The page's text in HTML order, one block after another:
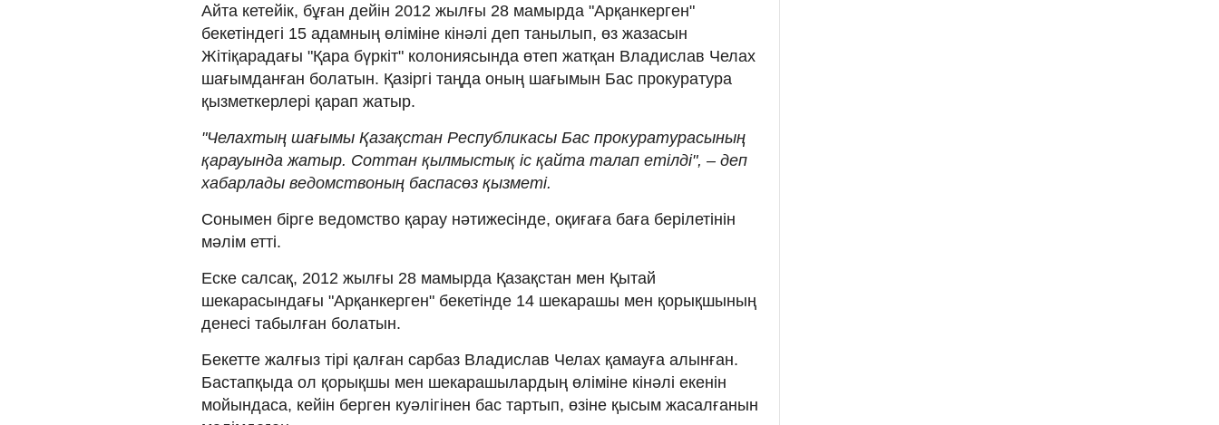
Айта кетейік, бұған дейін 2012 жылғы 28 мамырда "Арқанкерген"
бекетіндегі 15 адамның өліміне кінәлі деп танылып, өз жазасын
Жітіқарадағы "Қара бүркіт" колониясында өтеп жатқан Владислав Челах
шағымданған болатын. Қазіргі таңда оның шағымын Бас прокуратура
қызметкерлері қарап жатыр.
"Челахтың шағымы Қазақстан Республикасы Бас прокуратурасының
қарауында жатыр. Соттан қылмыстық іс қайта талап етілді", – деп
хабарлады ведомствоның баспасөз қызметі.
Сонымен бірге ведомство қарау нәтижесінде, оқиғаға баға берілетінін
мәлім етті.
Еске салсақ, 2012 жылғы 28 мамырда Қазақстан мен Қытай
шекарасындағы "Арқанкерген" бекетінде 14 шекарашы мен қорықшының
денесі табылған болатын.
Бекетте жалғыз тірі қалған сарбаз Владислав Челах қамауға алынған.
Бастапқыда ол қорықшы мен шекарашылардың өліміне кінәлі екенін
мойындаса, кейін берген куәлігінен бас тартып, өзіне қысым жасалғанын